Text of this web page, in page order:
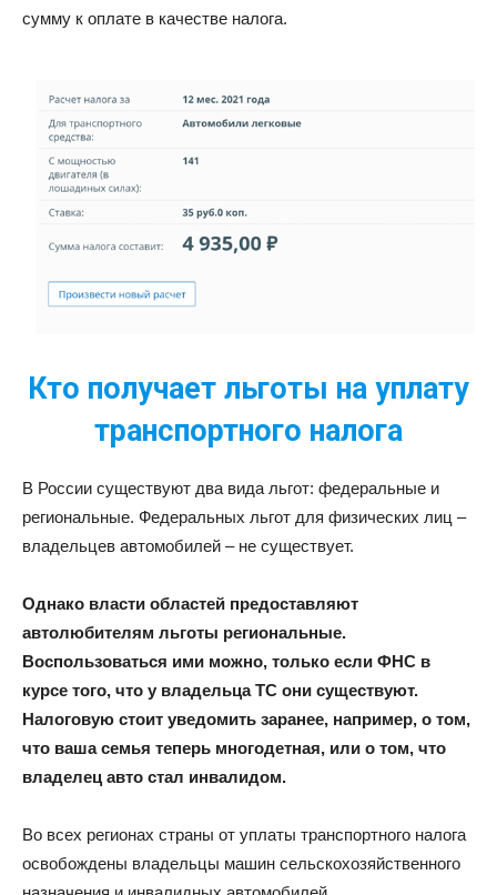
сумму к оплате в качестве налога.
Кто получает льготы на уплату
транспортного налога
В России существуют два вида льгот: федеральные и
региональные. Федеральных льгот для физических лиц –
владельцев автомобилей – не существует.
Однако власти областей предоставляют
автолюбителям льготы региональные.
Воспользоваться ими можно, только если ФНС в
курсе того, что у владельца ТС они существуют.
Налоговую стоит уведомить заранее, например, о том,
что ваша семья теперь многодетная, или о том, что
владелец авто стал инвалидом.
Во всех регионах страны от уплаты транспортного налога
освобождены владельцы машин сельскохозяйственного